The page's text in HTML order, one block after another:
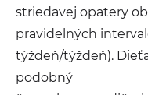
striedavej opatery
pravidelných
týždeň/týždeň).
podobný